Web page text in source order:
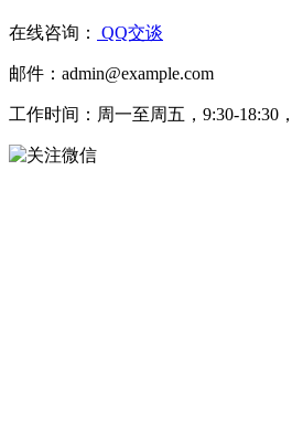
在线咨询： QQ交谈
邮件：admin@example.com
工作时间：周一至周五，9:30-18:30